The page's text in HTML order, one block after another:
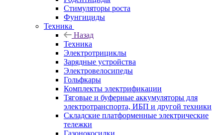
Стимуляторы роста
Фунгициды
Техника
Назад
Техника
Электротрициклы
Зарядные устройства
Электровелосипеды
Гольфкары
Комплекты электрификации
Тяговые и буферные аккумуляторы для
электротранспорта, ИБП и другой техники
Складские платформенные электрические
тележки
Газонокосилки